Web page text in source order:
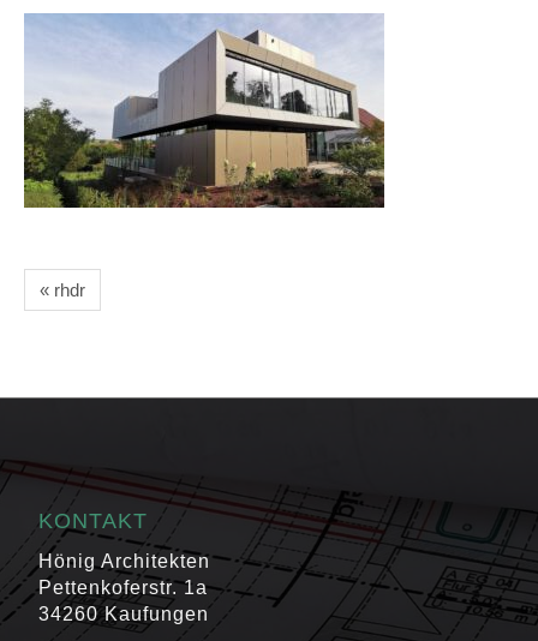
« rhdr
KONTAKT
Hönig Architekten
Pettenkoferstr. 1a
34260 Kaufungen